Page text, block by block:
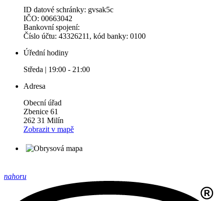
ID datové schránky: gvsak5c
IČO: 00663042
Bankovní spojení:
Číslo účtu: 43326211, kód banky: 0100
Úřední hodiny
Středa | 19:00 - 21:00
Adresa
Obecní úřad
Zbenice 61
262 31 Milín
Zobrazit v mapě
nahoru